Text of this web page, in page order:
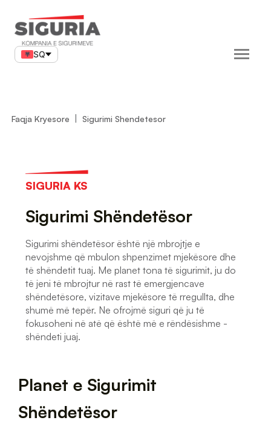
content
SQ
Faqja Kryesore Sigurimi Shendetesor
SIGURIA KS
Sigurimi Shëndetësor
Sigurimi shëndetësor është një mbrojtje e
nevojshme që mbulon shpenzimet mjekësore dhe
të shëndetit tuaj. Me planet tona të sigurimit, ju do
të jeni të mbrojtur në rast të emergjencave
shëndetësore, vizitave mjekësore të rregullta, dhe
shumë më tepër. Ne ofrojmë siguri që ju të
fokusoheni në atë që është më e rëndësishme -
shëndeti juaj.
Planet e Sigurimit
Shëndetësor